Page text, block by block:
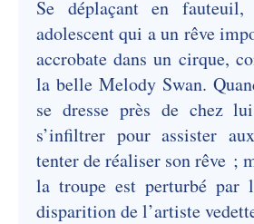
Se déplaçant en
adolescent qui a un rêve
accrobate dans un cirque,
la belle Melody Swan.
se dresse près de chez
s’infiltrer pour assister
tenter de réaliser son rêve ;
la troupe est perturbé par
disparition de l’artiste